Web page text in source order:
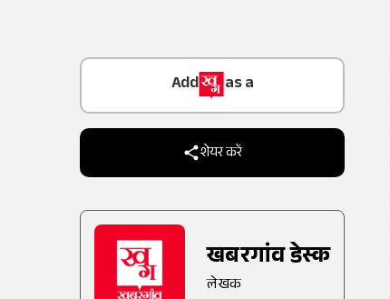
Trusted Source on
शेयर करें
खबरगांव डेस्क
लेखक